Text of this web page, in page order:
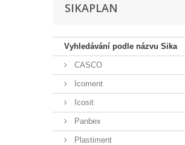
SIKAPLAN
Vyhledávání podle názvu Sika
CASCO
Icoment
Icosit
Panbex
Plastiment